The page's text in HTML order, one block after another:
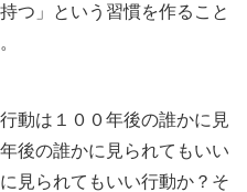
つ」という習慣を作ること
動は１００年後の誰かに見
後の誰かに見られてもいい
見られてもいい行動か？そ